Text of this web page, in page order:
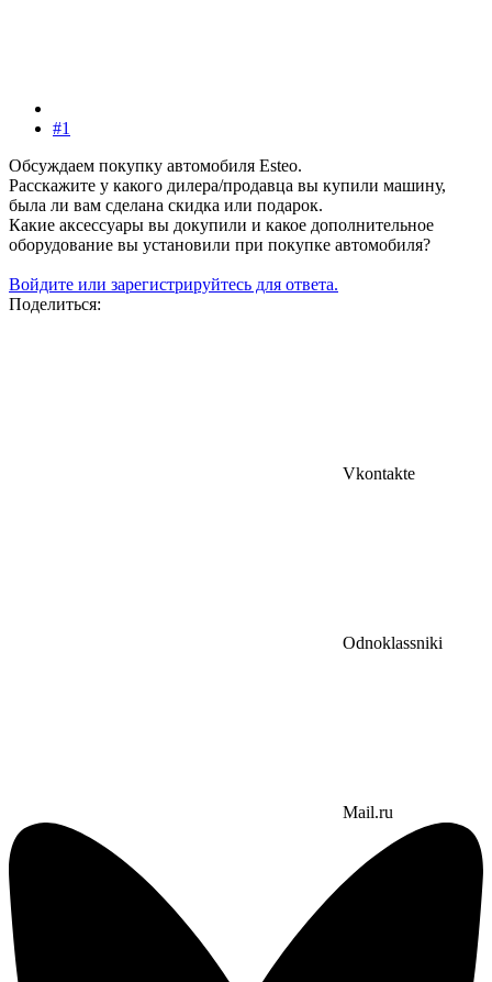
#1
Обсуждаем покупку автомобиля Esteo.
Расскажите у какого дилера/продавца вы купили машину,
была ли вам сделана скидка или подарок.
Какие аксессуары вы докупили и какое дополнительное
оборудование вы установили при покупке автомобиля?
Войдите или зарегистрируйтесь для ответа.
Поделиться:
Vkontakte
Odnoklassniki
Mail.ru